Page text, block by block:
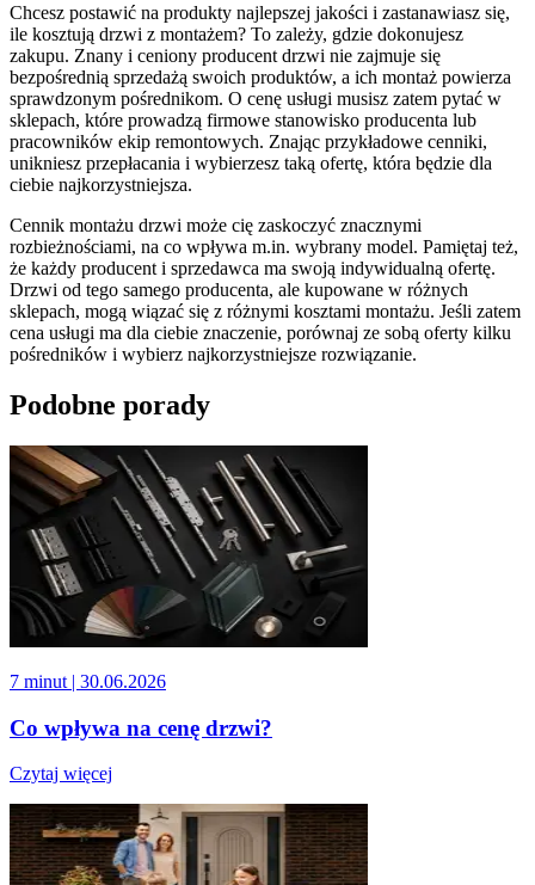
Chcesz postawić na produkty najlepszej jakości i zastanawiasz się,
ile kosztują drzwi z montażem? To zależy, gdzie dokonujesz
zakupu. Znany i ceniony producent drzwi nie zajmuje się
bezpośrednią sprzedażą swoich produktów, a ich montaż powierza
sprawdzonym pośrednikom. O cenę usługi musisz zatem pytać w
sklepach, które prowadzą firmowe stanowisko producenta lub
pracowników ekip remontowych. Znając przykładowe cenniki,
unikniesz przepłacania i wybierzesz taką ofertę, która będzie dla
ciebie najkorzystniejsza.
Cennik montażu drzwi może cię zaskoczyć znacznymi
rozbieżnościami, na co wpływa m.in. wybrany model. Pamiętaj też,
że każdy producent i sprzedawca ma swoją indywidualną ofertę.
Drzwi od tego samego producenta, ale kupowane w różnych
sklepach, mogą wiązać się z różnymi kosztami montażu. Jeśli zatem
cena usługi ma dla ciebie znaczenie, porównaj ze sobą oferty kilku
pośredników i wybierz najkorzystniejsze rozwiązanie.
Podobne porady
7 minut | 30.06.2026
Co wpływa na cenę drzwi?
Czytaj więcej